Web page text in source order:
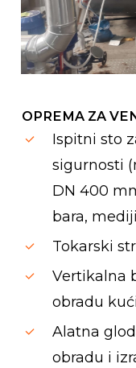
OPREMA ZA
Ispitni sto
sigurnosti
DN 400
bara,
Tokarski
Vertikalna
obradu
Alatna
obradu i